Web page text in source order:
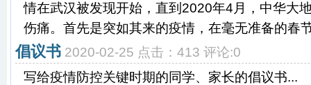
情在武汉被发现开始，直到2020年4月，中华大
伤痛。首先是突如其来的疫情，在毫无准备的春
倡议书 2020-02-25 点击：413 评论:0
写给疫情防控关键时期的同学、家长的倡议书...